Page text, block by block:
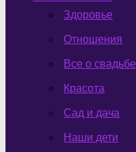
Здоровье
Отношения
Все о свадьбе
Красота
Сад и дача
Наши дети